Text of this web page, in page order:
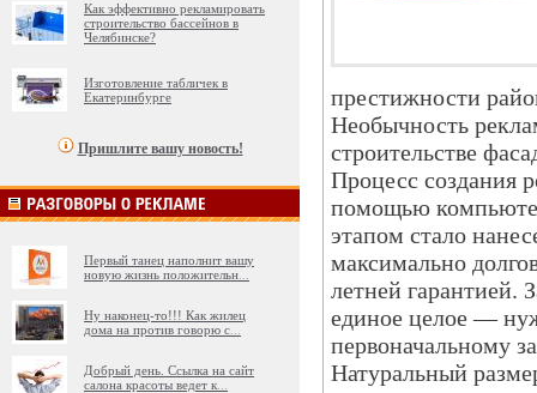
Как эффективно рекламировать
строительство бассейнов в
Челябинске?
Изготовление табличек в
Екатеринбурге
Пришлите вашу новость!
Первый танец наполнит вашу
новую жизнь положительн
Ну наконец-то!!! Как жилец
дома на против говорю с
Добрый день. Ссылка на сайт
салона красоты ведет к
престижности
Необычность
строительстве
Процесс создания
помощью
этапом стало
максимально
летней гарантией.
единое целое —
первоначальному
Натуральный